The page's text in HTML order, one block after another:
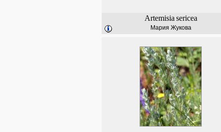
Artemisia sericea
Мария Жукова